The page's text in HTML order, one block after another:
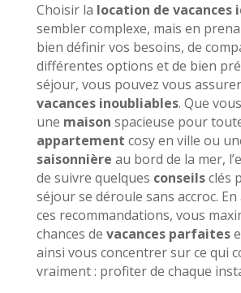
Choisir la location de vacances
sembler complexe, mais en
bien définir vos besoins, de
différentes options et de bien
séjour, vous pouvez vous
vacances inoubliables. Que
une maison spacieuse pour
appartement cosy en ville ou
saisonnière au bord de la mer,
de suivre quelques conseilsclés
séjour se déroule sans accroc.
ces recommandations, vous
chances de vacances parfaites
ainsi vous concentrer sur ce qui
vraiment : profiter de chaque